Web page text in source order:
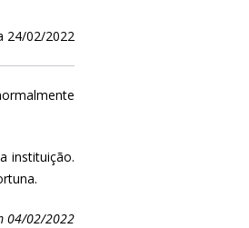
24/02/2022
instituição.
04/02/2022